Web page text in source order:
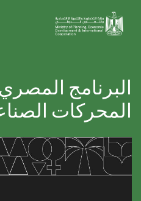
البرنامج
المحركات